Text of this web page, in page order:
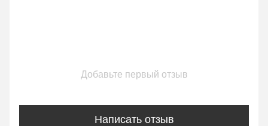
Добавьте первый отзыв
Написать отзыв